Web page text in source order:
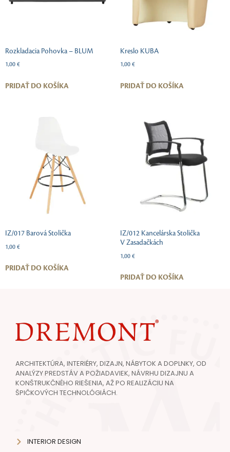
Rozkladacia Pohovka – BLUM
1,00 €
PRIDAŤ DO KOŠÍKA
Kreslo KUBA
1,00 €
PRIDAŤ DO KOŠÍKA
IZ/017 Barová Stolička
1,00 €
PRIDAŤ DO KOŠÍKA
IZ/012 Kancelárska Stolička
V Zasadačkách
1,00 €
PRIDAŤ DO KOŠÍKA
ARCHITEKTÚRA, INTERIÉRY, DIZAJN, NÁBYTOK A DOPLNKY, OD
ANALÝZY PREDSTÁV A POŽIADAVIEK, NÁVRHU DIZAJNU A
KONŠTRUKČNÉHO RIEŠENIA, AŽ PO REALIZÁCIU NA
ŠPIČKOVÝCH TECHNOLÓGIÁCH.
INTERIOR DESIGN